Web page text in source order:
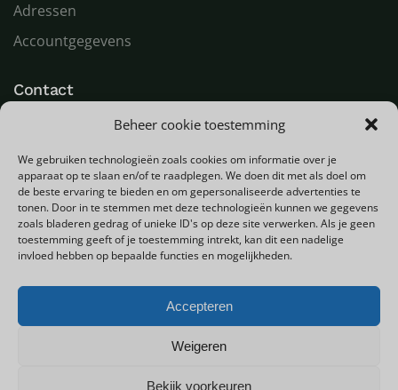
Beheer cookie toestemming
We gebruiken technologieën zoals cookies om informatie over je
apparaat op te slaan en/of te raadplegen. We doen dit met als doel om
de beste ervaring te bieden en om gepersonaliseerde advertenties te
tonen. Door in te stemmen met deze technologieën kunnen we gegevens
zoals bladeren gedrag of unieke ID's op deze site verwerken. Als je geen
toestemming geeft of je toestemming intrekt, kan dit een nadelige
invloed hebben op bepaalde functies en mogelijkheden.
Accepteren
Weigeren
Bekijk voorkeuren
Adressen
Accountgegevens
Contact
9482 WR Tynaarlo
Nederland
T+31 (0) 592 580000
Einfo@ledgoeroe.nl
Copyright © 2025 - Alle rechten voorbehouden